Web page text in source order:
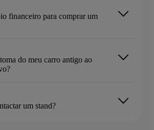
financeiro para comprar um
do meu carro antigo ao
um stand?